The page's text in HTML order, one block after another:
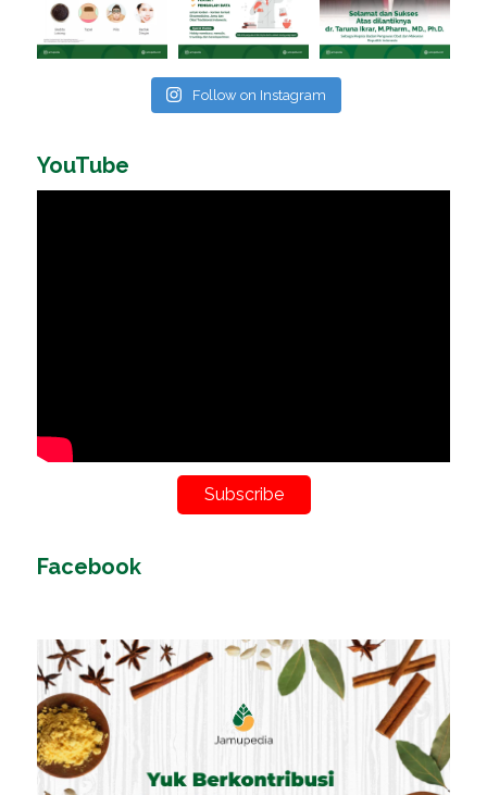
Follow on Instagram
YouTube
Subscribe
Facebook